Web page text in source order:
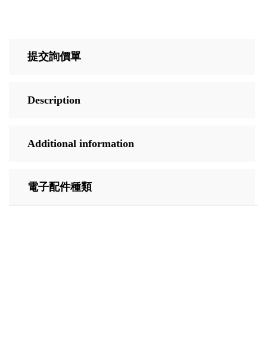
提交詢價單
Description
Additional information
電子配件種類